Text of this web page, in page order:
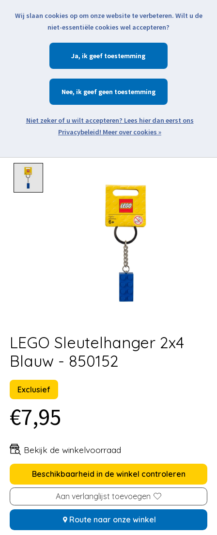
Klik voor actuele verzendinformatie...
Verlanglijst
Zoeken
Open webshop menu
LEGO Sleutelhanger 2x4
Blauw - 850152
Exclusief
€7,95
Bekijk de winkelvoorraad
Beschikbaarheid in de winkel controleren
Aan verlanglijst toevoegen
Route naar onze winkel
Wij slaan cookies op om onze website te verbeteren. Wilt u de
niet-essentiële cookies wel accepteren?
Ja
Nee
Meer over cookies »